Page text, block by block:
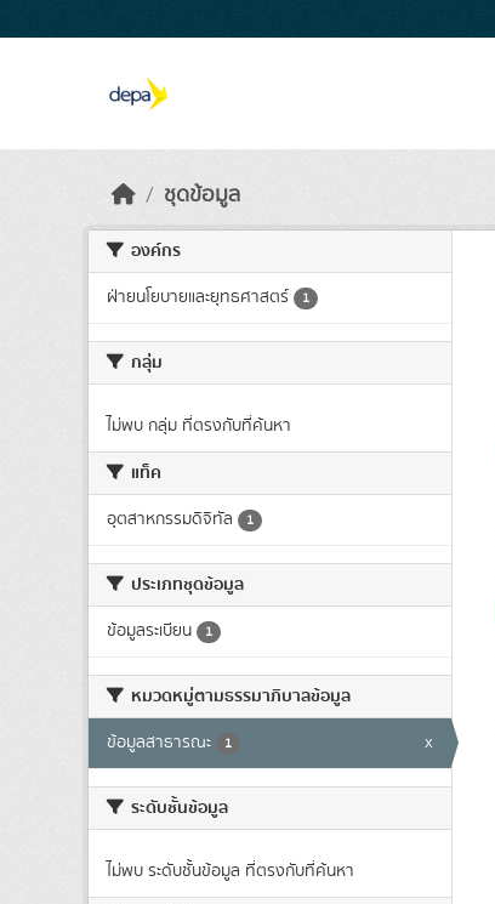
ชุดข้อมูล
องค์กร
ฝ่ายนโยบายและยุทธศาสตร์ 1
กลุ่ม
ไม่พบ กลุ่ม ที่ตรงกับที่ค้นหา
แท็ค
อุตสาหกรรมดิจิทัล 1
ประเภทชุดข้อมูล
ข้อมูลระเบียน 1
หมวดหมู่ตามธรรมาภิบาลข้อมูล
ข้อมูลสาธารณะ 1 x
ระดับชั้นข้อมูล
ไม่พบ ระดับชั้นข้อมูล ที่ตรงกับที่ค้นหา